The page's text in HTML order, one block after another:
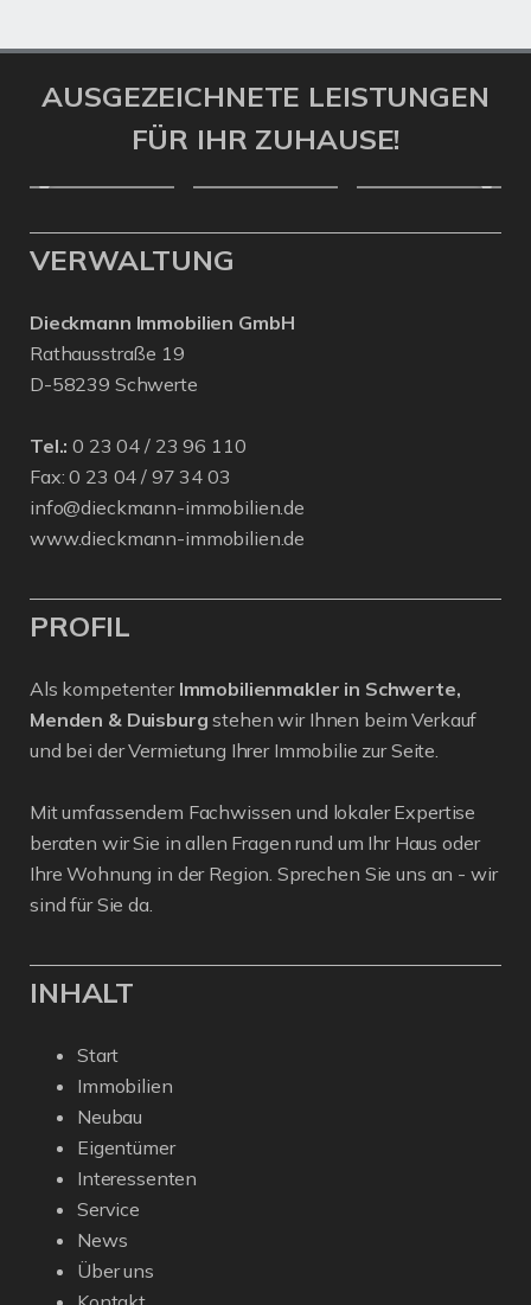
AUSGEZEICHNETE LEISTUNGEN
FÜR IHR ZUHAUSE!
VERWALTUNG
Dieckmann Immobilien GmbH
Rathausstraße 19
D-58239 Schwerte
Tel.: 0 23 04 / 23 96 110
Fax: 0 23 04 / 97 34 03
info@dieckmann-immobilien.de
www.dieckmann-immobilien.de
PROFIL
Als kompetenter Immobilienmakler in Schwerte,
Menden & Duisburg stehen wir Ihnen beim Verkauf
und bei der Vermietung Ihrer Immobilie zur Seite.
Mit umfassendem Fachwissen und lokaler Expertise
beraten wir Sie in allen Fragen rund um Ihr Haus oder
Ihre Wohnung in der Region. Sprechen Sie uns an - wir
sind für Sie da.
INHALT
Start
Immobilien
Neubau
Eigentümer
Interessenten
Service
News
Über uns